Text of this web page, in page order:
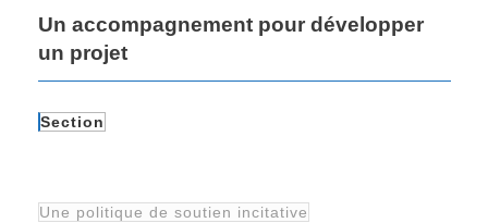
Un accompagnement pour développer
un projet
Section
Une politique de soutien incitative